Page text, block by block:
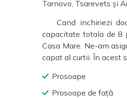
Tarnovo, Tsarevets și
Cand inchiriezi
capacitate totala de 8
Casa Mare. Ne-am
capat al curtii. În acest
Prosoape
Prosoape de față